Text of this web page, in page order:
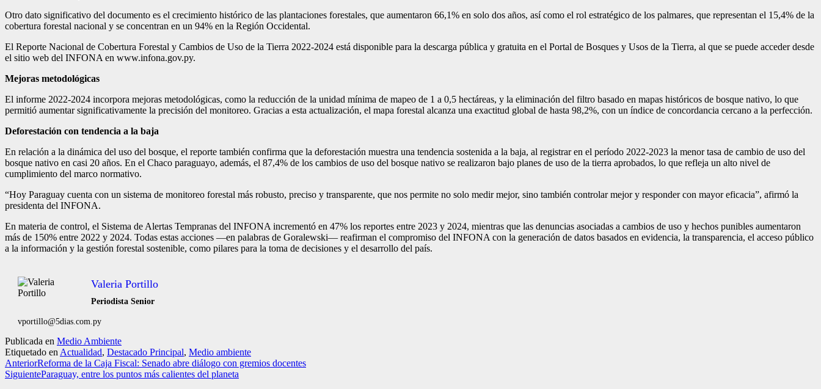
Otro dato significativo del documento es el crecimiento histórico de las plantaciones forestales, que aumentaron 66,1% en solo dos años, así como el rol estratégico de los palmares, que representan el 15,4% de la
cobertura forestal nacional y se concentran en un 94% en la Región Occidental.
El Reporte Nacional de Cobertura Forestal y Cambios de Uso de la Tierra 2022-2024 está disponible para la descarga pública y gratuita en el Portal de Bosques y Usos de la Tierra, al que se puede acceder desde
el sitio web del INFONA en www.infona.gov.py.
Mejoras metodológicas
El informe 2022-2024 incorpora mejoras metodológicas, como la reducción de la unidad mínima de mapeo de 1 a 0,5 hectáreas, y la eliminación del filtro basado en mapas históricos de bosque nativo, lo que
permitió aumentar significativamente la precisión del monitoreo. Gracias a esta actualización, el mapa forestal alcanza una exactitud global de hasta 98,2%, con un índice de concordancia cercano a la perfección.
Deforestación con tendencia a la baja
En relación a la dinámica del uso del bosque, el reporte también confirma que la deforestación muestra una tendencia sostenida a la baja, al registrar en el período 2022-2023 la menor tasa de cambio de uso del
bosque nativo en casi 20 años. En el Chaco paraguayo, además, el 87,4% de los cambios de uso del bosque nativo se realizaron bajo planes de uso de la tierra aprobados, lo que refleja un alto nivel de
cumplimiento del marco normativo.
“Hoy Paraguay cuenta con un sistema de monitoreo forestal más robusto, preciso y transparente, que nos permite no solo medir mejor, sino también controlar mejor y responder con mayor eficacia”, afirmó la
presidenta del INFONA.
En materia de control, el Sistema de Alertas Tempranas del INFONA incrementó en 47% los reportes entre 2023 y 2024, mientras que las denuncias asociadas a cambios de uso y hechos punibles aumentaron
más de 150% entre 2022 y 2024. Todas estas acciones —en palabras de Goralewski— reafirman el compromiso del INFONA con la generación de datos basados en evidencia, la transparencia, el acceso público
a la información y la gestión forestal sostenible, como pilares para la toma de decisiones y el desarrollo del país.
Valeria Portillo
Periodista Senior
vportillo@5dias.com.py
Publicada en Medio Ambiente
Etiquetado en Actualidad, Destacado Principal, Medio ambiente
AnteriorReforma de la Caja Fiscal: Senado abre diálogo con gremios docentes
SiguienteParaguay, entre los puntos más calientes del planeta